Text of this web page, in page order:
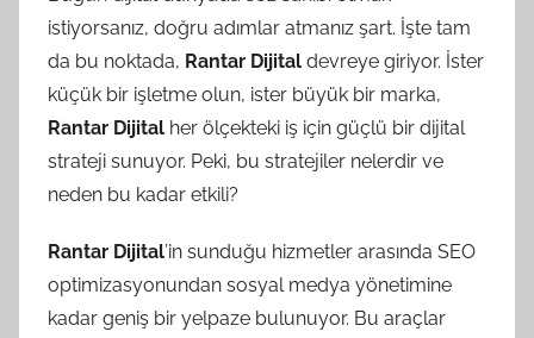
istiyorsanız, doğru adımlar atmanız şart. İşte tam
da bu noktada, Rantar Dijital devreye giriyor. İster
küçük bir işletme olun, ister büyük bir marka,
Rantar Dijital her ölçekteki iş için güçlü bir dijital
strateji sunuyor. Peki, bu stratejiler nelerdir ve
neden bu kadar etkili?
Rantar Dijital’in sunduğu hizmetler arasında SEO
optimizasyonundan sosyal medya yönetimine
kadar geniş bir yelpaze bulunuyor. Bu araçlar